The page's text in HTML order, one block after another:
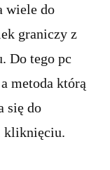
wiele do
graniczy z
Do tego pc
metoda którą
się do
kliknięciu.